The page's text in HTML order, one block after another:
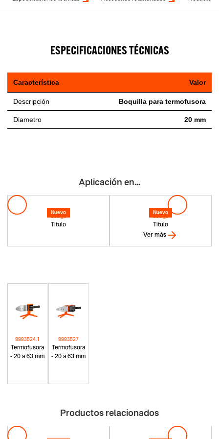
ESPECIFICACIONES TÉCNICAS
Característica Valor
Descripción Boquilla para termofusora
Diametro 20 mm
Aplicación en...
Nuevo
Titulo
Codigo
Nuevo
Titulo
Codigo
Ver más
Termofusora
- 20 a 63 mm
9993524.1
Termofusora
- 20 a 63 mm
9993527
Productos relacionados